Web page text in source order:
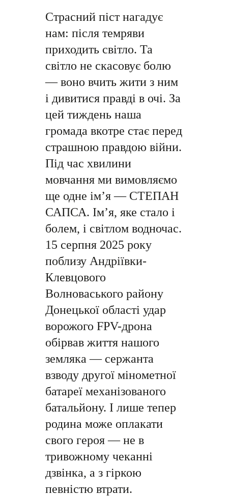
Страсний піст нагадує
нам: після темряви
приходить світло. Та
світло не скасовує болю
— воно вчить жити з ним
і дивитися правді в очі. За
цей тиждень наша
громада вкотре стає перед
страшною правдою війни.
Під час хвилини
мовчання ми вимовляємо
ще одне ім’я — СТЕПАН
САПСА. Ім’я, яке стало і
болем, і світлом водночас.
15 серпня 2025 року
поблизу Андріївки-
Клевцового
Волноваського району
Донецької області удар
ворожого FPV-дрона
обірвав життя нашого
земляка — сержанта
взводу другої мінометної
батареї механізованого
батальйону. І лише тепер
родина може оплакати
свого героя — не в
тривожному чеканні
дзвінка, а з гіркою
певністю втрати.